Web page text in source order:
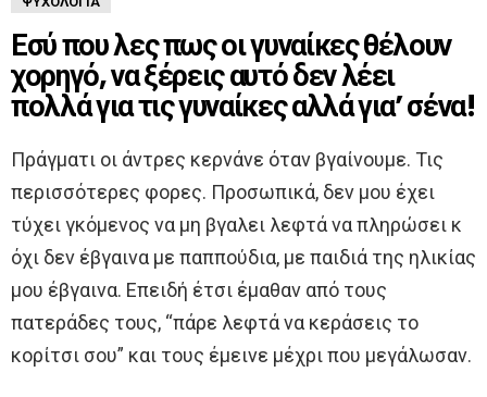
Εσύ που λες πως οι γυναίκες θέλουν
χορηγό, να ξέρεις αυτό δεν λέει
πολλά για τις γυναίκες αλλά για’ σένα!
Πράγματι οι άντρες κερνάνε όταν βγαίνουμε. Τις
περισσότερες φορες. Προσωπικά, δεν μου έχει
τύχει γκόμενος να μη βγαλει λεφτά να πληρώσει κ
όχι δεν έβγαινα με παππούδια, με παιδιά της ηλικίας
μου έβγαινα. Επειδή έτσι έμαθαν από τους
πατεράδες τους, “πάρε λεφτά να κεράσεις το
κορίτσι σου” και τους έμεινε μέχρι που μεγάλωσαν.